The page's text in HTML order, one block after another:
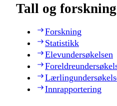
Tall og forskning
Forskning
Statistikk
Elevundersøkelsen
Innrapportering